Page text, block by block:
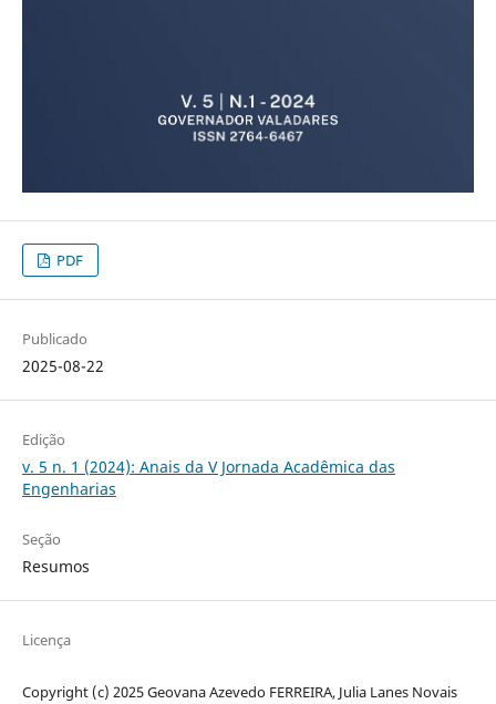
PDF
Publicado
2025-08-22
Edição
v. 5 n. 1 (2024): Anais da V Jornada Acadêmica das
Engenharias
Seção
Resumos
Licença
Copyright (c) 2025 Geovana Azevedo FERREIRA, Julia Lanes Novais